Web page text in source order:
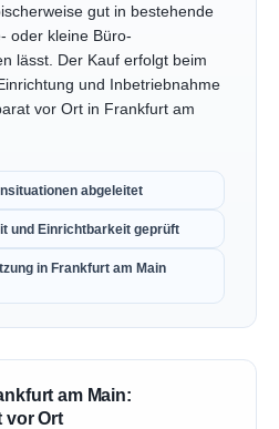
gut in bestehende
oder kleine Büro-
lässt. Der Kauf erfolgt beim
und Inbetriebnahme
vor Ort in Frankfurt am
abgeleitet
und Einrichtbarkeit geprüft
in Frankfurt am Main
am Main:
vor Ort